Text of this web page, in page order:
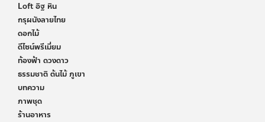
Loft อิฐ หิน
กรุผนังลายไทย
ดอกไม้
ดีไซน์พรีเมี่ยม
ท้องฟ้า ดวงดาว
ธรรมชาติ ต้นไม้ ภูเขา
บทความ
ภาพชุด
ร้านอาหาร